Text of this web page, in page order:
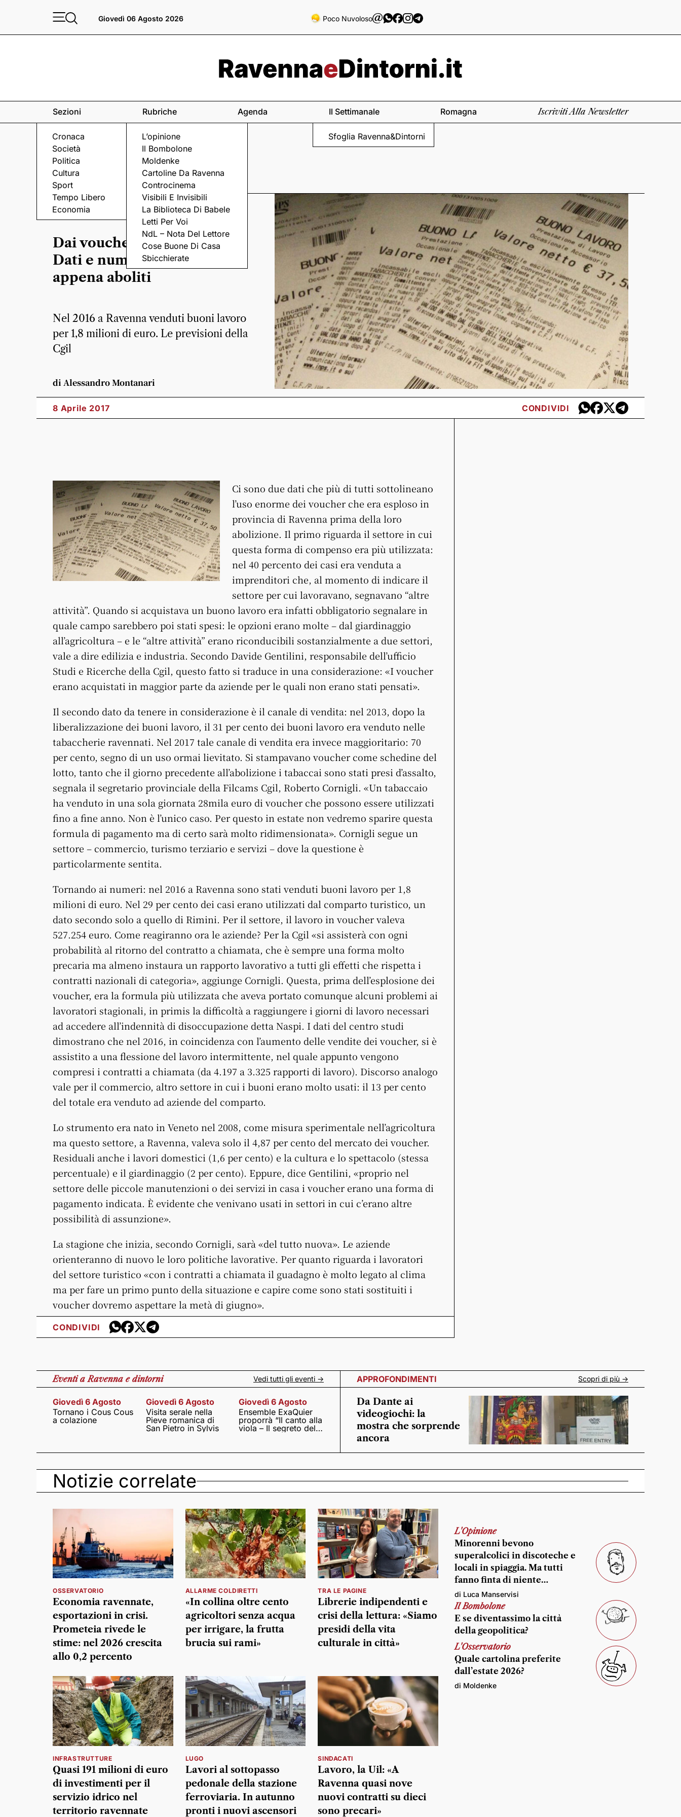
Giovedì 06 Agosto 2026 Poco Nuvoloso
Sezioni
Cronaca
Società
Politica
Cultura
Sport
Tempo Libero
Economia
Rubriche
L’opinione
Il Bombolone
Moldenke
Cartoline Da Ravenna
Controcinema
Visibili E Invisibili
La Biblioteca Di Babele
Letti Per Voi
NdL – Nota Del Lettore
Cose Buone Di Casa
Sbicchierate
Agenda Il Settimanale
Sfoglia Ravenna&Dintorni
Romagna Iscriviti Alla Newsletter
PRECARIATO
Dai voucher alla “chiamata”.
Dati e numeri dei contratti
appena aboliti
Nel 2016 a Ravenna venduti buoni lavoro
per 1,8 milioni di euro. Le previsioni della
Cgil
di Alessandro Montanari
8 Aprile 2017 CONDIVIDI
Ci sono due dati che più di tutti sottolineano
l’uso enorme dei voucher che era esploso in
provincia di Ravenna prima della loro
abolizione. Il primo riguarda il settore in cui
questa forma di compenso era più utilizzata:
nel 40 percento dei casi era venduta a
imprenditori che, al momento di indicare il
settore per cui lavoravano, segnavano “altre
attività”. Quando si acquistava un buono lavoro era infatti obbligatorio segnalare in
quale campo sarebbero poi stati spesi: le opzioni erano molte – dal giardinaggio
all’agricoltura – e le “altre attività” erano riconducibili sostanzialmente a due settori,
vale a dire edilizia e industria. Secondo Davide Gentilini, responsabile dell’ufficio
Studi e Ricerche della Cgil, questo fatto si traduce in una considerazione: «I voucher
erano acquistati in maggior parte da aziende per le quali non erano stati pensati».
Il secondo dato da tenere in considerazione è il canale di vendita: nel 2013, dopo la
liberalizzazione dei buoni lavoro, il 31 per cento dei buoni lavoro era venduto nelle
tabaccherie ravennati. Nel 2017 tale canale di vendita era invece maggioritario: 70
per cento, segno di un uso ormai lievitato. Si stampavano voucher come schedine del
lotto, tanto che il giorno precedente all’abolizione i tabaccai sono stati presi d’assalto,
segnala il segretario provinciale della Filcams Cgil, Roberto Cornigli. «Un tabaccaio
ha venduto in una sola giornata 28mila euro di voucher che possono essere utilizzati
fino a fine anno. Non è l’unico caso. Per questo in estate non vedremo sparire questa
formula di pagamento ma di certo sarà molto ridimensionata». Cornigli segue un
settore – commercio, turismo terziario e servizi – dove la questione è
particolarmente sentita.
Tornando ai numeri: nel 2016 a Ravenna sono stati venduti buoni lavoro per 1,8
milioni di euro. Nel 29 per cento dei casi erano utilizzati dal comparto turistico, un
dato secondo solo a quello di Rimini. Per il settore, il lavoro in voucher valeva
527.254 euro. Come reagiranno ora le aziende? Per la Cgil «si assisterà con ogni
probabilità al ritorno del contratto a chiamata, che è sempre una forma molto
precaria ma almeno instaura un rapporto lavorativo a tutti gli effetti che rispetta i
contratti nazionali di categoria», aggiunge Cornigli. Questa, prima dell’esplosione dei
voucher, era la formula più utilizzata che aveva portato comunque alcuni problemi ai
lavoratori stagionali, in primis la difficoltà a raggiungere i giorni di lavoro necessari
ad accedere all’indennità di disoccupazione detta Naspi. I dati del centro studi
dimostrano che nel 2016, in coincidenza con l’aumento delle vendite dei voucher, si è
assistito a una flessione del lavoro intermittente, nel quale appunto vengono
compresi i contratti a chiamata (da 4.197 a 3.325 rapporti di lavoro). Discorso analogo
vale per il commercio, altro settore in cui i buoni erano molto usati: il 13 per cento
del totale era venduto ad aziende del comparto.
Lo strumento era nato in Veneto nel 2008, come misura sperimentale nell’agricoltura
ma questo settore, a Ravenna, valeva solo il 4,87 per cento del mercato dei voucher.
Residuali anche i lavori domestici (1,6 per cento) e la cultura e lo spettacolo (stessa
percentuale) e il giardinaggio (2 per cento). Eppure, dice Gentilini, «proprio nel
settore delle piccole manutenzioni o dei servizi in casa i voucher erano una forma di
pagamento indicata. È evidente che venivano usati in settori in cui c’erano altre
possibilità di assunzione».
La stagione che inizia, secondo Cornigli, sarà «del tutto nuova». Le aziende
orienteranno di nuovo le loro politiche lavorative. Per quanto riguarda i lavoratori
del settore turistico «con i contratti a chiamata il guadagno è molto legato al clima
ma per fare un primo punto della situazione e capire come sono stati sostituiti i
voucher dovremo aspettare la metà di giugno».
CONDIVIDI
Eventia Ravenna e dintorni Vedi tutti gli eventi ->
Giovedì 6 Agosto
Tornano i Cous Cous
a colazione
Giovedì 6 Agosto
Visita serale nella
Pieve romanica di
San Pietro in Sylvis
Giovedì 6 Agosto
Ensemble ExaQuier
proporrà “Il canto alla
viola – Il segreto del
APPROFONDIMENTI Scopri di più ->
Da Dante ai
videogiochi: la
mostra che sorprende
ancora
Notizie correlate
OSSERVATORIO
Economia ravennate,
esportazioni in crisi.
Prometeia rivede le
stime: nel 2026 crescita
allo 0,2 percento
ALLARME COLDIRETTI
«In collina oltre cento
agricoltori senza acqua
per irrigare, la frutta
brucia sui rami»
TRA LE PAGINE
Librerie indipendenti e
crisi della lettura: «Siamo
presidi della vita
culturale in città»
INFRASTRUTTURE
Quasi 191 milioni di euro
di investimenti per il
servizio idrico nel
territorio ravennate
LUGO
Lavori al sottopasso
pedonale della stazione
ferroviaria. In autunno
pronti i nuovi ascensori
SINDACATI
Lavoro, la Uil: «A
Ravenna quasi nove
nuovi contratti su dieci
sono precari»
L'Opinione
Minorenni bevono
superalcolici in discoteche e
locali in spiaggia. Ma tutti
fanno finta di niente…
di Luca Manservisi
Il Bombolone
E se diventassimo la città
della geopolitica?
L'Osservatorio
Quale cartolina preferite
dall’estate 2026?
di Moldenke